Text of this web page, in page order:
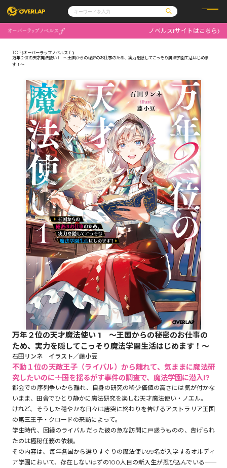
コミックガルド
コミッククリエ
LiQulle
ノベルス
ノベルスf
ポケットモンスター
アニメ
ゲーム
オーバーラップ広報室
企業
会社概要
採用情報
アクセス
オーバーラップホールディングス
お問い合わせはこちら
オーバーラップ文庫
オーバーラップノベルス
オーバーラップノベルスf
ロサージュノベルス
コミックガルド
コミッククリエ
リキューレ
ノベルスfサイトはこちら
TOP オーバーラップノベルスｆ
万年２位の天才魔法使い 1 ～王国からの秘密のお仕事のため、実力を隠してこっそり魔法学園生活はじめま
す！～
万年２位の天才魔法使い 1 ～王国からの秘密のお仕事の
ため、実力を隠してこっそり魔法学園生活はじめます！～
石田リンネ イラスト／藤小豆
不動１位の天敵王子（ライバル）から離れて、気ままに魔法研
究したいのに――！国を揺るがす事件の調査で、魔法学園に潜入!?
都会での序列争いから離れ、自身の研究の稀少価値の高さには気が付かな
いまま、田舎でひとり静かに魔法研究を楽しむ天才魔法使い・ノエル。
けれど、そうした穏やかな日々は唐突に終わりを告げる――アストラリア王国
の第三王子・クロードの来訪によって。
学生時代、因縁のライバルだった彼の急な訪問に戸惑うものの、告げられ
たのは極秘任務の依頼。
その内容は、毎年各国から選りすぐりの魔法使い99名が入学するオルディ
ア学園において、存在しないはずの100人目の新入生が忍び込んでいる――